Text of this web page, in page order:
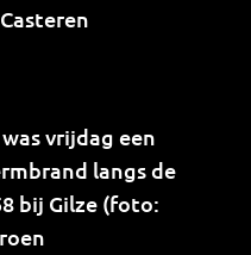
vrijdag een
langs de
bij Gilze (foto: